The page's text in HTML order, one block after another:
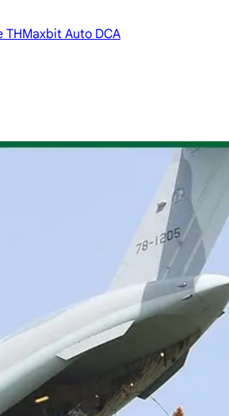
THMaxbit Auto DCA